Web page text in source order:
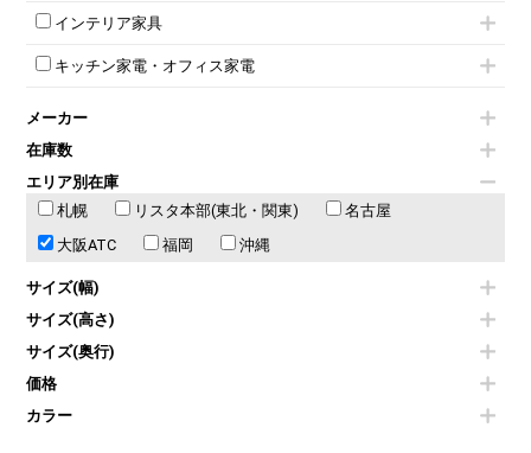
ワードローブ・クローゼット
平行スタックテーブル
会議テーブルその他
壁掛けホワイトボード
ホワイトボードその他
シュレッダー
スクリーン
その他OA機器
チェア用台車
演台・講演台・演説台
防音パネル
コートハンガー・ポールハンガー
傘立て
食器棚・キッチンキャビネット
カタログスタンド
オフィスアクセサリーその他
インテリア家具
モールドチェア
ダイニングチェア
カウンターテーブル
センターテーブル・サイドテーブル
ベンチ・スツール
ソファ
シェルフ
ダストボックス（ゴミ箱）
インテリア家具その他
キッチン家電・オフィス家電
冷蔵庫・洗濯機
空気清浄機・加湿器
液晶テレビ・モニター類
エアコン
掃除機
季節家電
その他キッチン家電・オフィス家電
メーカー
在庫数
エリア別在庫
札幌
リスタ本部(東北・関東)
名古屋
大阪ATC
福岡 沖縄
サイズ(幅)
サイズ(高さ)
サイズ(奥行)
価格
カラー